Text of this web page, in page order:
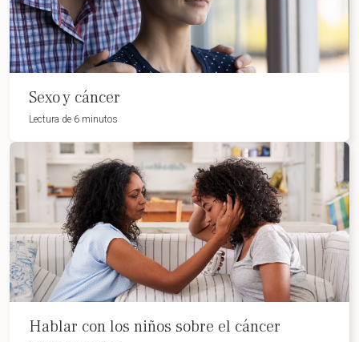
Sexo y cáncer
Lectura de 6 minutos
Hablar con los niños sobre el cáncer